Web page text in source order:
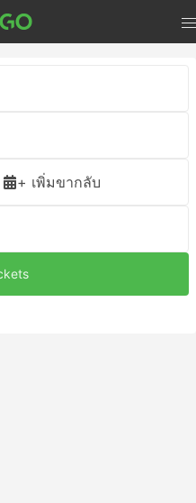
+ เพิ่มขากลับ